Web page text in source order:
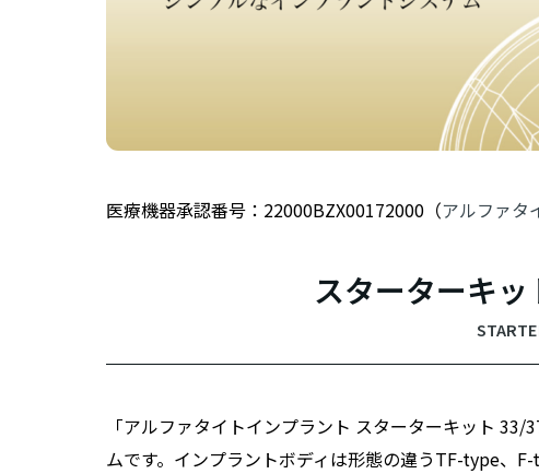
医療機器承認番号：22000BZX00172000（アルファタ
スターターキ
「アルファタイトインプラント スターターキット
ムです。インプラントボディは形態の違うTF-type、